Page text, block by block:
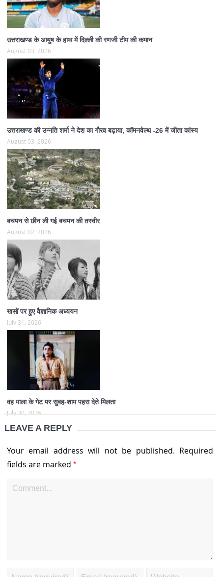
उत्तराखण्ड के आयुष के हाथ में दिल्ली की रणजी टीम की कमान
August 03, 2026
उत्तराखण्ड की उन्नति शर्मा ने देश का गौरव बढ़ाया, कॉमनवेल्थ -26 में जीता कांस्य
August 03, 2026
बचपन से छीन ली गई बचपन की तस्वीर
August 02, 2026
खसों पर हुए वैज्ञानिक अध्ययन
July 31, 2026
वह माला के गेट पर सुबह-शाम पहरा देते मिलता
July 30, 2026
LEAVE A REPLY
Your email address will not be published. Required
fields are marked *